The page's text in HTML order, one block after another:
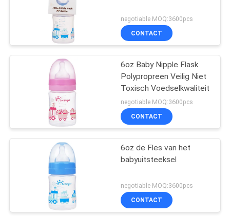
NIEUWS
GEVALLEN
SHOPPING
SITEMAP
PRIVACY
POLICY
De Fles van het
babyuitsteeksel
Glasbaby het
Voeden Flessen
33
negotiable MOQ:3600pcs
CONTACT
6oz Baby Nipple Flask
Polypropreen Veilig Niet
Toxisch Voedselkwaliteit
negotiable MOQ:3600pcs
CONTACT
6oz de Fles van het
babyuitsteeksel
negotiable MOQ:3600pcs
CONTACT